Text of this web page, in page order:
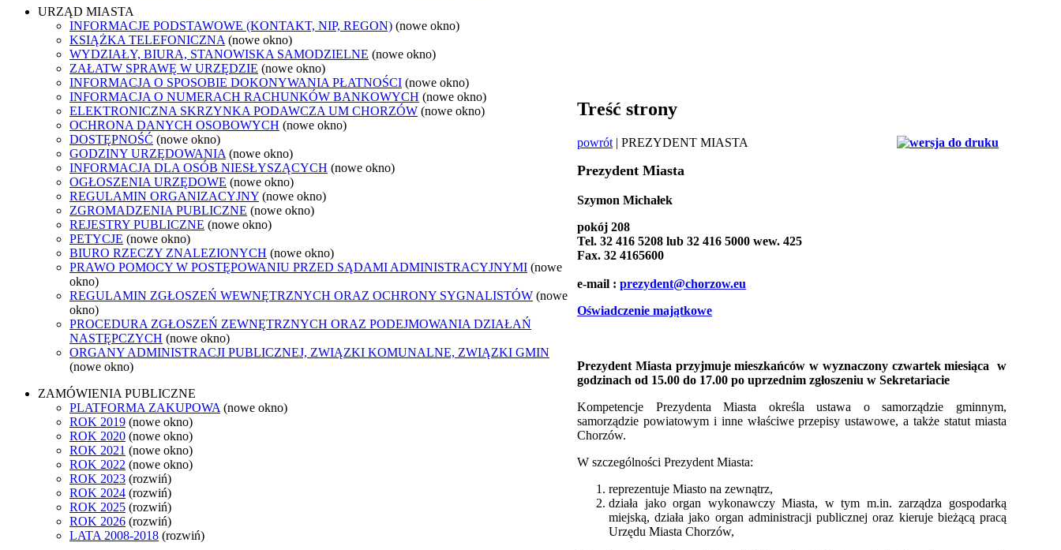
URZĄD MIASTA
INFORMACJE PODSTAWOWE (KONTAKT, NIP, REGON) (nowe okno)
KSIĄŻKA TELEFONICZNA (nowe okno)
WYDZIAŁY, BIURA, STANOWISKA SAMODZIELNE (nowe okno)
ZAŁATW SPRAWĘ W URZĘDZIE (nowe okno)
INFORMACJA O SPOSOBIE DOKONYWANIA PŁATNOŚCI (nowe okno)
INFORMACJA O NUMERACH RACHUNKÓW BANKOWYCH (nowe okno)
ELEKTRONICZNA SKRZYNKA PODAWCZA UM CHORZÓW (nowe okno)
OCHRONA DANYCH OSOBOWYCH (nowe okno)
DOSTĘPNOŚĆ (nowe okno)
GODZINY URZĘDOWANIA (nowe okno)
INFORMACJA DLA OSÓB NIESŁYSZĄCYCH (nowe okno)
OGŁOSZENIA URZĘDOWE (nowe okno)
REGULAMIN ORGANIZACYJNY (nowe okno)
ZGROMADZENIA PUBLICZNE (nowe okno)
REJESTRY PUBLICZNE (nowe okno)
PETYCJE (nowe okno)
BIURO RZECZY ZNALEZIONYCH (nowe okno)
PRAWO POMOCY W POSTĘPOWANIU PRZED SĄDAMI ADMINISTRACYJNYMI (nowe
okno)
REGULAMIN ZGŁOSZEŃ WEWNĘTRZNYCH ORAZ OCHRONY SYGNALISTÓW (nowe
okno)
PROCEDURA ZGŁOSZEŃ ZEWNĘTRZNYCH ORAZ PODEJMOWANIA DZIAŁAŃ
NASTĘPCZYCH (nowe okno)
ORGANY ADMINISTRACJI PUBLICZNEJ, ZWIĄZKI KOMUNALNE, ZWIĄZKI GMIN
(nowe okno)
ZAMÓWIENIA PUBLICZNE
PLATFORMA ZAKUPOWA (nowe okno)
ROK 2019 (nowe okno)
ROK 2020 (nowe okno)
ROK 2021 (nowe okno)
ROK 2022 (nowe okno)
ROK 2023 (rozwiń)
ROK 2024 (rozwiń)
ROK 2025 (rozwiń)
ROK 2026 (rozwiń)
LATA 2008-2018 (rozwiń)
Treść strony
powrót | PREZYDENT MIASTA
Prezydent Miasta
Szymon Michałek
pokój 208
Tel. 32 416 5208 lub 32 416 5000 wew. 425
Fax. 32 4165600
e-mail : prezydent@chorzow.eu
Oświadczenie majątkowe
Prezydent Miasta przyjmuje mieszkańców w wyznaczony czwartek miesiąca w
godzinach od 15.00 do 17.00 po uprzednim zgłoszeniu w Sekretariacie
Kompetencje Prezydenta Miasta określa ustawa o samorządzie gminnym,
samorządzie powiatowym i inne właściwe przepisy ustawowe, a także statut miasta
Chorzów.
W szczególności Prezydent Miasta:
reprezentuje Miasto na zewnątrz,
działa jako organ wykonawczy Miasta, w tym m.in. zarządza gospodarką
miejską, działa jako organ administracji publicznej oraz kieruje bieżącą pracą
Urzędu Miasta Chorzów,